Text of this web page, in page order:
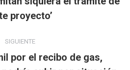
anterior:
proyecto’
SIGUIENTE
por el recibo de gas,